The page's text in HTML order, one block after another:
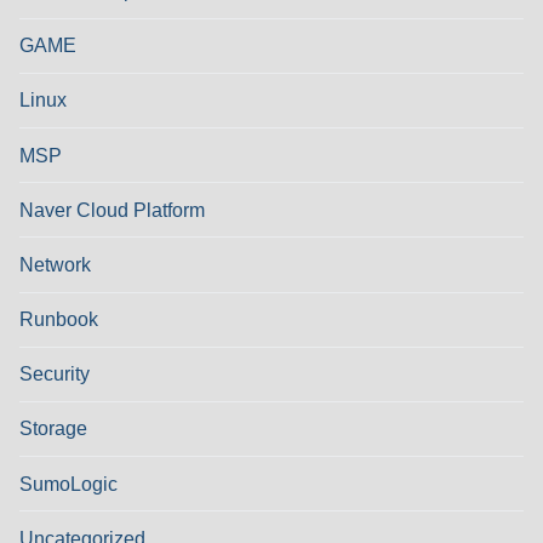
GAME
Linux
MSP
Naver Cloud Platform
Network
Runbook
Security
Storage
SumoLogic
Uncategorized